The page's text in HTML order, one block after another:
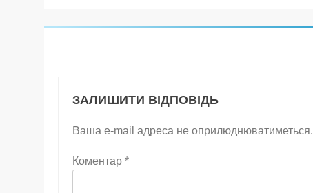
ЗАЛИШИТИ ВІДПОВІДЬ
Ваша e-mail адреса не оприлюднюватиметься.
Коментар *